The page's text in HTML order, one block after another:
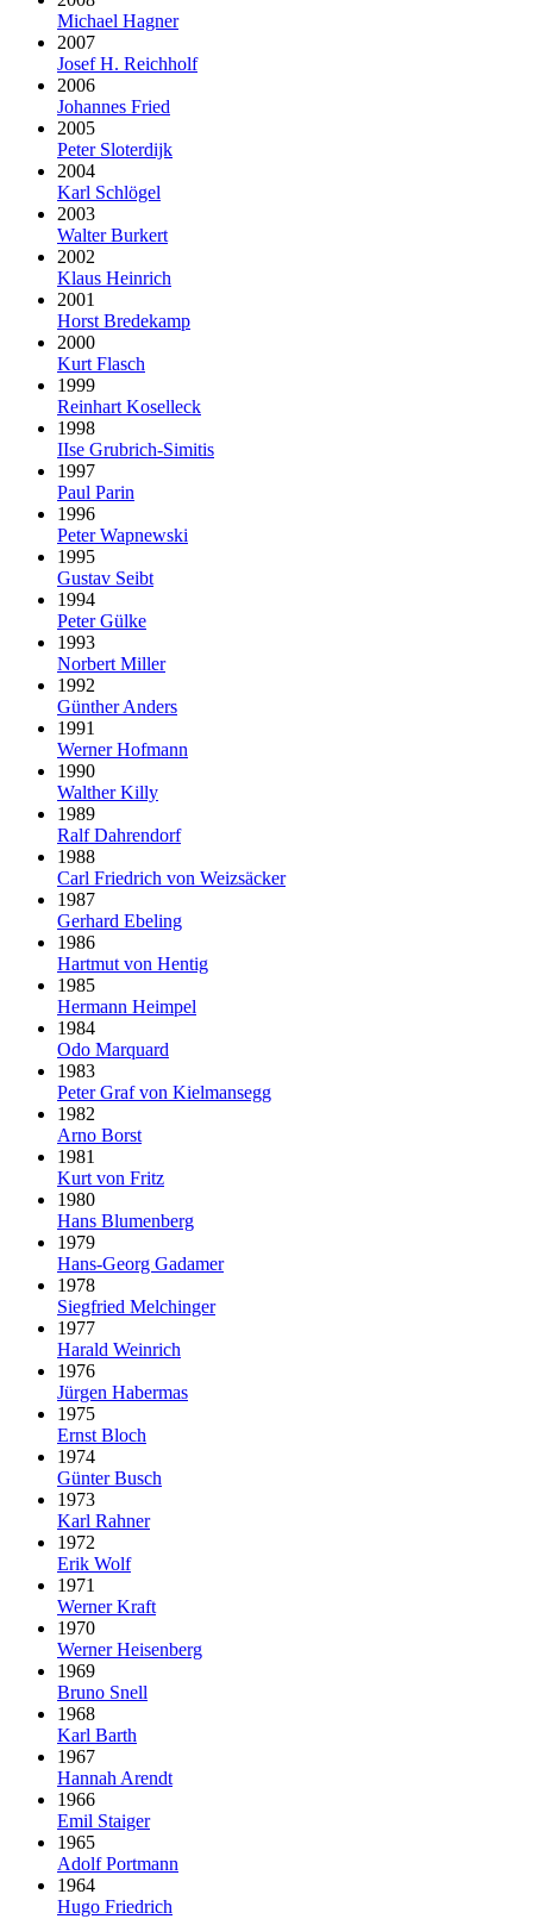
Michael Hagner
2007
Josef H. Reichholf
2006
Johannes Fried
2005
Peter Sloterdijk
2004
Karl Schlögel
2003
Walter Burkert
2002
Klaus Heinrich
2001
Horst Bredekamp
2000
Kurt Flasch
1999
Reinhart Koselleck
1998
IIse Grubrich-Simitis
1997
Paul Parin
1996
Peter Wapnewski
1995
Gustav Seibt
1994
Peter Gülke
1993
Norbert Miller
1992
Günther Anders
1991
Werner Hofmann
1990
Walther Killy
1989
Ralf Dahrendorf
1988
Carl Friedrich von Weizsäcker
1987
Gerhard Ebeling
1986
Hartmut von Hentig
1985
Hermann Heimpel
1984
Odo Marquard
1983
Peter Graf von Kielmansegg
1982
Arno Borst
1981
Kurt von Fritz
1980
Hans Blumenberg
1979
Hans-Georg Gadamer
1978
Siegfried Melchinger
1977
Harald Weinrich
1976
Jürgen Habermas
1975
Ernst Bloch
1974
Günter Busch
1973
Karl Rahner
1972
Erik Wolf
1971
Werner Kraft
1970
Werner Heisenberg
1969
Bruno Snell
1968
Karl Barth
1967
Hannah Arendt
1966
Emil Staiger
1965
Adolf Portmann
1964
Hugo Friedrich